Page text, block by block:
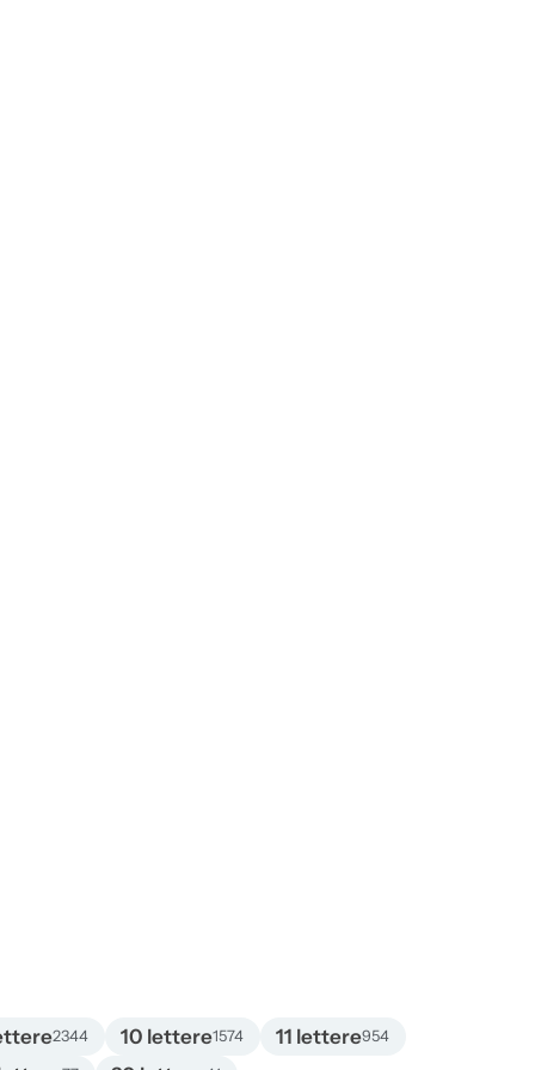
2344 10 lettere1574 11 lettere954